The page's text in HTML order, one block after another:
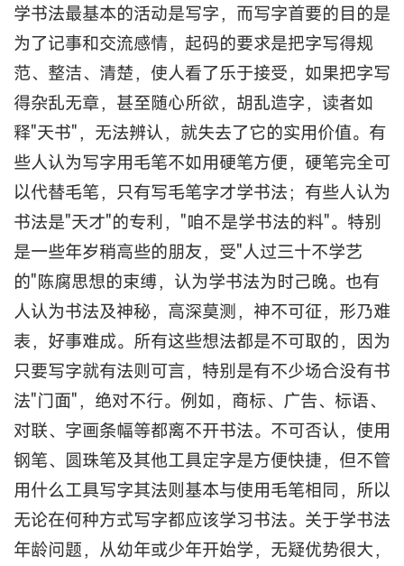
学书法最基本的活动是写字，而写字首要的目的是
为了记事和交流感情，起码的要求是把字写得规
范、整洁、清楚，使人看了乐于接受，如果把字写
得杂乱无章，甚至随心所欲，胡乱造字，读者如
释"天书"，无法辨认，就失去了它的实用价值。有
些人认为写字用毛笔不如用硬笔方便，硬笔完全可
以代替毛笔，只有写毛笔字才学书法；有些人认为
书法是"天才"的专利，"咱不是学书法的料"。特别
是一些年岁稍高些的朋友，受"人过三十不学艺
的"陈腐思想的束缚，认为学书法为时己晚。也有
人认为书法及神秘，高深莫测，神不可征，形乃难
表，好事难成。所有这些想法都是不可取的，因为
只要写字就有法则可言，特别是有不少场合没有书
法"门面"，绝对不行。例如，商标、广告、标语、
对联、字画条幅等都离不开书法。不可否认，使用
钢笔、圆珠笔及其他工具定字是方便快捷，但不管
用什么工具写字其法则基本与使用毛笔相同，所以
无论在何种方式写字都应该学习书法。关于学书法
年龄问题，从幼年或少年开始学，无疑优势很大，